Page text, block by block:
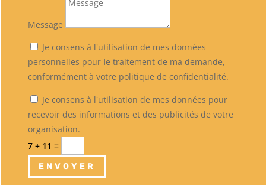
Message
Je consens à l'utilisation de mes données
personnelles pour le traitement de ma demande,
conformément à votre politique de confidentialité.
Je consens à l'utilisation de mes données pour
recevoir des informations et des publicités de votre
organisation.
7 + 11 =
ENVOYER